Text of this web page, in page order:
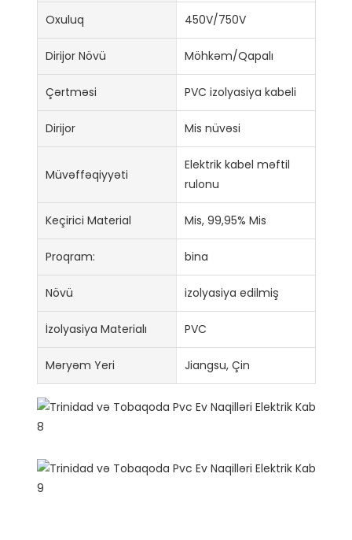
Oxuluq 450V/750V
Dirijor Növü Möhkəm/Qapalı
Çərtməsi PVC izolyasiya kabeli
Dirijor Mis nüvəsi
Müvəffəqiyyəti
Elektrik kabel məftil
rulonu
Keçirici Material Mis, 99,95% Mis
Proqram: bina
Növü izolyasiya edilmiş
İzolyasiya Materialı PVC
Məryəm Yeri Jiangsu, Çin